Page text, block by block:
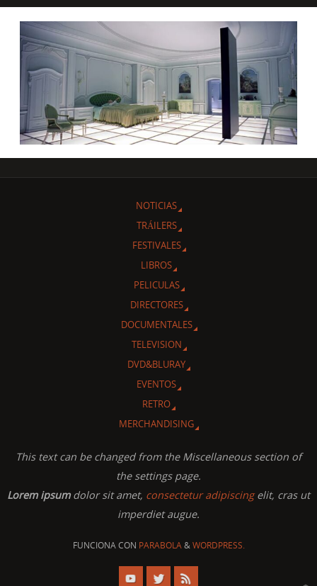
NOTICIAS
TRÁILERS
FESTIVALES
LIBROS
PELICULAS
DIRECTORES
DOCUMENTALES
TELEVISION
DVD&BLURAY
EVENTOS
RETRO
MERCHANDISING
This text can be changed from the Miscellaneous section of
the settings page.
Lorem ipsumdolor sit amet, consectetur adipiscingelit, cras ut
imperdiet augue.
FUNCIONA CON PARABOLA&WORDPRESS.